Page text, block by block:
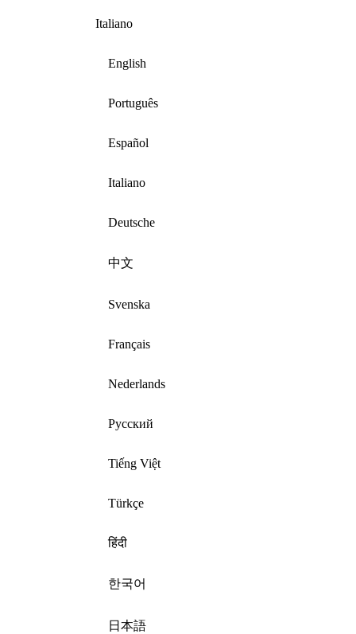
Italiano
English
Português
Español
Italiano
Deutsche
中文
Svenska
Français
Nederlands
Русский
Tiếng Việt
Türkçe
हिंदी
한국어
日本語